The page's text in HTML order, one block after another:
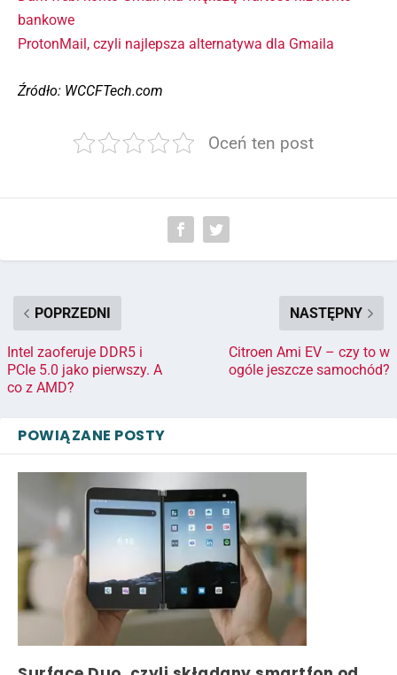
bankowe
ProtonMail, czyli najlepsza alternatywa dla Gmaila
Źródło: WCCFTech.com
Oceń ten post
POPRZEDNI
Intel zaoferuje DDR5 i
PCIe 5.0 jako pierwszy. A
co z AMD?
NASTĘPNY
Citroen Ami EV – czy to w
ogóle jeszcze samochód?
POWIĄZANE POSTY